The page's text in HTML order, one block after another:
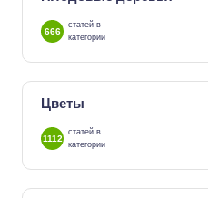
666
статей в
категории
Цветы
1112
статей в
категории